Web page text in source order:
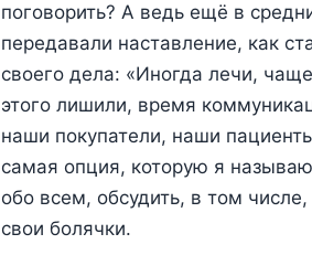
поговорить? А ведь ещё в
передавали наставление, как
своего дела: «Иногда лечи,
этого лишили, время
наши покупатели, наши
самая опция, которую я
обо всем, обсудить, в том
свои болячки.